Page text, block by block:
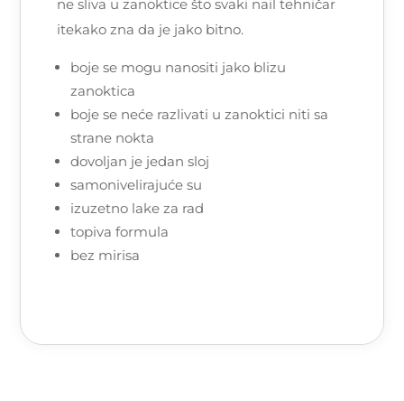
ne sliva u zanoktice što svaki nail tehničar
itekako zna da je jako bitno.
boje se mogu nanositi jako blizu
zanoktica
boje se neće razlivati u zanoktici niti sa
strane nokta
dovoljan je jedan sloj
samonivelirajuće su
izuzetno lake za rad
topiva formula
bez mirisa